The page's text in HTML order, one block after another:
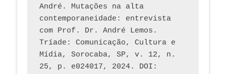
André. Mutações na alta
contemporaneidade: entrevista
com Prof. Dr. André Lemos.
Tríade: Comunicação, Cultura e
Mídia, Sorocaba, SP, v. 12, n.
25, p. e024017, 2024. DOI: